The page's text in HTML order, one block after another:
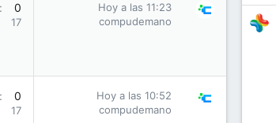
0
17
Hoy a las 11:23
compudemano
0
17
Hoy a las 10:52
compudemano